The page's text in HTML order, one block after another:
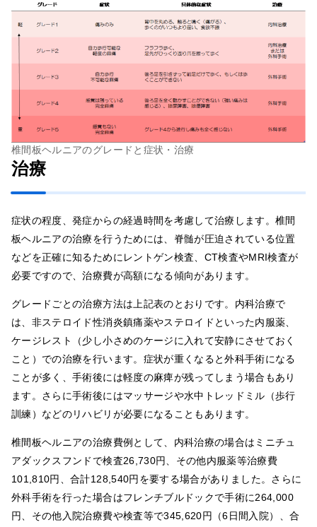
椎間板ヘルニアのグレードと症状・治療
治療
症状の程度、発症からの経過時間を考慮して治療します。椎間
板ヘルニアの治療を行うためには、脊髄が圧迫されている位置
などを正確に知るためにレントゲン検査、CT検査やMRI検査が
必要ですので、治療費が高額になる傾向があります。
グレードごとの治療方法は上記表のとおりです。内科治療で
は、非ステロイド性消炎鎮痛薬やステロイドといった内服薬、
ケージレスト（少し小さめのケージに入れて安静にさせておく
こと）での治療を行います。症状が重くなると外科手術になる
ことが多く、手術後には軽度の麻痺が残ってしまう場合もあり
ます。さらに手術後にはマッサージや水中トレッドミル（歩行
訓練）などのリハビリが必要になることもあります。
椎間板ヘルニアの治療費例として、内科治療の場合はミニチュ
アダックスフンドで検査26,730円、その他内服薬等治療費
101,810円、合計128,540円を要する場合がありました。さらに
外科手術を行った場合はフレンチブルドックで手術に264,000
円、その他入院治療費や検査等で345,620円（6日間入院）、合